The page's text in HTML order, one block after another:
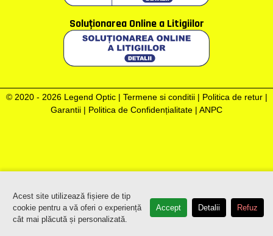
Soluţionarea Online a Litigiilor
© 2020 - 2026 Legend Optic | Termene si conditii| Politica de retur|
Garantii | Politica de Confidențialitate | ANPC
Acest site utilizează fișiere de tip
cookie pentru a vă oferi o experiență
cât mai plăcută și personalizată.
Accept Detalii Refuz